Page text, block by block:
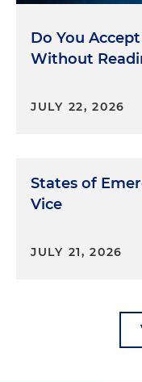
Do You
Without
JULY 22, 2026
States of
Vice
JULY 21, 2026